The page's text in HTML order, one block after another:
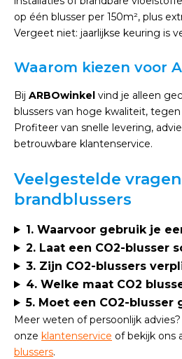
op één blusser per 150m², plus
Vergeet niet: jaarlijkse keuring is
Waarom kiezen voor
Bij ARBOwinkel vind je alleen
blussers van hoge kwaliteit,
Profiteer van snelle levering,
betrouwbare klantenservice.
Veelgestelde vragen
brandblussers
1. Waarvoor gebruik je
2. Laat een CO2-blusser
3. Zijn CO2-blussers
4. Welke maat CO2
5. Moet een CO2-blusser
Meer weten of persoonlijk
onze klantenservice of bekijk ons
blussers.